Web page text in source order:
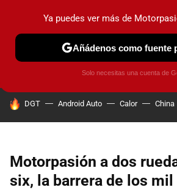
PRUEBAS COCHES ELÉCTRICOS
HOY SE HABLA DE
DGT Android Auto Calor China
Motorpasión a dos
six, la barrera de los
Ya puedes ver más de
Añádenos como fuente
Solo necesitas una cuenta de